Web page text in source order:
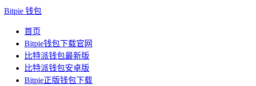
Bitpie 钱包
首页
Bitpie钱包下载官网
比特派钱包最新版
比特派钱包安卓版
Bitpie正版钱包下载